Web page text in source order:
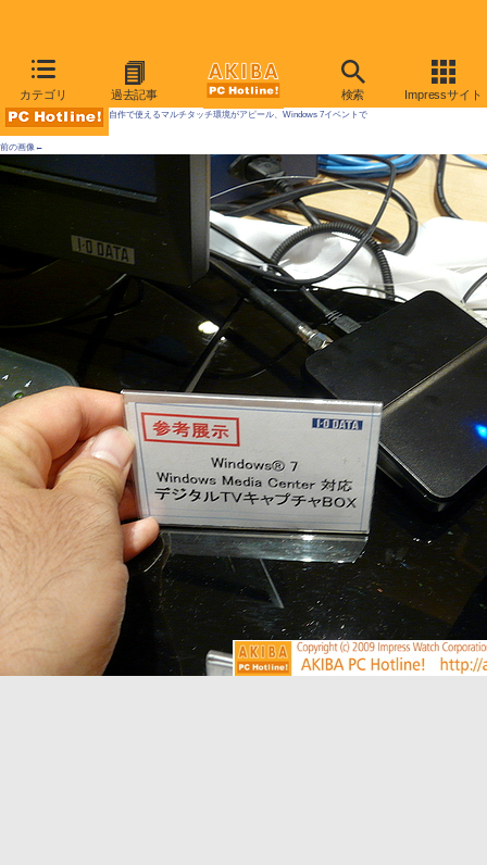
カテゴリ 過去記事 検索 Impressサイト
AKIBA PC Hotline! 2009年8月29日号
自作で使えるマルチタッチ環境がアピール、Windows 7イベントで
前の画像←